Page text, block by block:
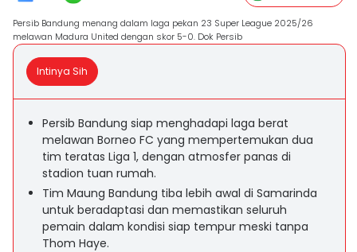
Persib Bandung menang dalam laga pekan 23 Super League 2025/26
melawan Madura United dengan skor 5-0. Dok Persib
Intinya Sih
Persib Bandung siap menghadapi laga berat
melawan Borneo FC yang mempertemukan dua
tim teratas Liga 1, dengan atmosfer panas di
stadion tuan rumah.
Tim Maung Bandung tiba lebih awal di Samarinda
untuk beradaptasi dan memastikan seluruh
pemain dalam kondisi siap tempur meski tanpa
Thom Haye.